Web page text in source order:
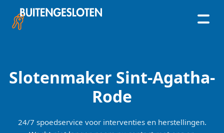
content
Slotenmaker Sint-Agatha-
Rode
24/7 spoedservice voor interventies en herstellingen.